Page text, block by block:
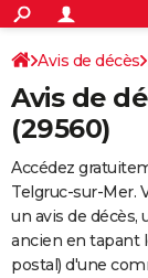
ACTUALITÉS
Politique
Société
Faits Divers
Education
Monde
Villes
+
SPORT
Coupe du monde
Football
Tennis
Cyclisme
Rugby
Forum
FINANCE
Retraite
Impôts
Epargne
Immobilier
Risques naturels
Banque
Assurance
Crédit
AUTO
Essais
Réserver un essai
Citadines
Berlines
SUV
Forum auto
+
HIGH-TECH
Avis de décès
Avis de
(29560)
Accédez
Telgruc-sur-Mer.
un avis de décès,
ancien en tapant
postal) d'une